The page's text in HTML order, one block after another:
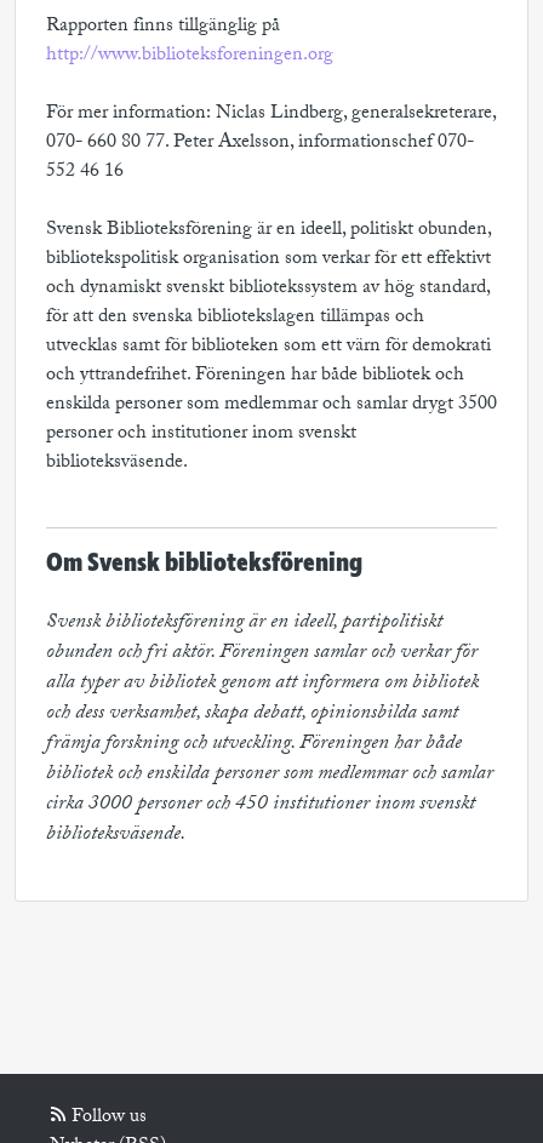
Rapporten finns tillgänglig på
http://www.biblioteksforeningen.org
För mer information: Niclas Lindberg, generalsekreterare,
070- 660 80 77. Peter Axelsson, informationschef 070-
552 46 16
Svensk Biblioteksförening är en ideell, politiskt obunden,
bibliotekspolitisk organisation som verkar för ett effektivt
och dynamiskt svenskt bibliotekssystem av hög standard,
för att den svenska bibliotekslagen tillämpas och
utvecklas samt för biblioteken som ett värn för demokrati
och yttrandefrihet. Föreningen har både bibliotek och
enskilda personer som medlemmar och samlar drygt 3500
personer och institutioner inom svenskt
biblioteksväsende.
Om Svensk biblioteksförening
Svensk biblioteksförening är en ideell, partipolitiskt
obunden och fri aktör. Föreningen samlar och verkar för
alla typer av bibliotek genom att informera om bibliotek
och dess verksamhet, skapa debatt, opinionsbilda samt
främja forskning och utveckling. Föreningen har både
bibliotek och enskilda personer som medlemmar och samlar
cirka 3000 personer och 450 institutioner inom svenskt
biblioteksväsende.
Follow us